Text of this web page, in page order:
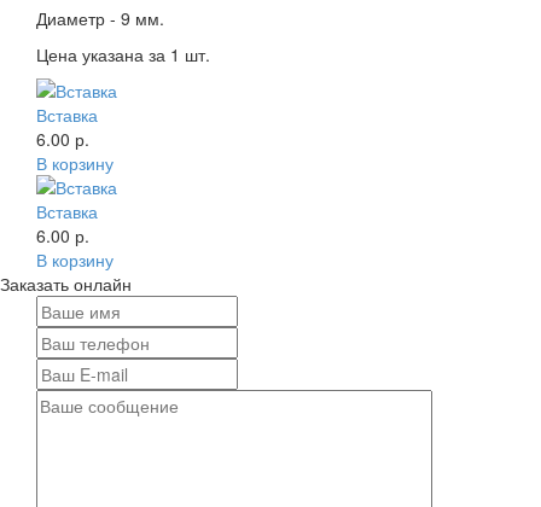
Диаметр - 9 мм.
Цена указана за 1 шт.
Вставка
6.00 р.
В корзину
Вставка
6.00 р.
В корзину
Заказать онлайн